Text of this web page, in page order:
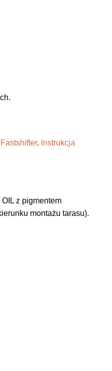
Fastshifter. Instrukcja
z pigmentem
montażu tarasu).